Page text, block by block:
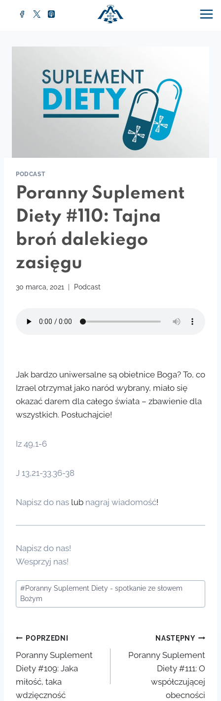
PODCAST
Poranny Suplement
Diety #110: Tajna
broń dalekiego
zasięgu
30 marca, 2021 Podcast
Jak bardzo uniwersalne są obietnice Boga? To, co
Izrael otrzymał jako naród wybrany, miało się
okazać darem dla całego świata – zbawienie dla
wszystkich. Posłuchajcie!
Iz 49,1-6
J 13,21-33.36-38
Napisz do nas lub nagraj wiadomość!
Napisz do nas!
Wesprzyj nas!
Tagi
wpisu:
#Poranny Suplement Diety - spotkanie ze słowem
Bożym
Nawigacja
wpisu
POPRZEDNI
Poranny Suplement
Diety #109: Jaka
miłość, taka
wdzięczność
NASTĘPNY
Poranny Suplement
Diety #111: O
współczującej
obecności